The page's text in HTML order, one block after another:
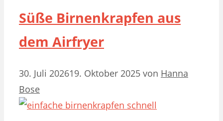
Süße Birnenkrapfen aus
dem Airfryer
30. Juli 202619. Oktober 2025 von Hanna
Bose